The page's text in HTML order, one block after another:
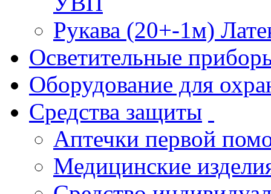
Рукава (20+-1м)
Осветительные
Оборудование для
Средства защиты
Аптечки первой
Медицинские